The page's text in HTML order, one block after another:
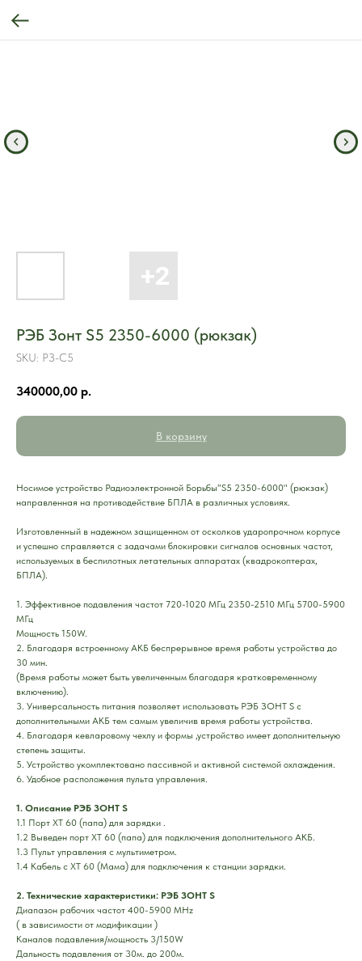
РЭБ Зонт S5 2350-6000 (рюкзак)
SKU: РЗ-С5
340000,00 р.
В корзину
Носимое устройство Радиоэлектронной Борьбы“S5 2350-6000" (рюкзак)
направленная на противодействие БПЛА в различных условиях.
Изготовленный в надежном защищенном от осколков ударопрочном корпусе
и успешно справляется с задачами блокировки сигналов основных частот,
используемых в беспилотных летательных аппаратах (квадрокоптерах,
БПЛА).
1. Эффективное подавления частот 720-1020 МГц 2350-2510 МГц 5700-5900
МГц
Мощность 150W.
2. Благодаря встроенному АКБ беспрерывное время работы устройства до
30 мин.
(Время работы может быть увеличенным благодаря кратковременному
включению).
3. Универсальность питания позволяет использовать РЭБ ЗОНТ S с
дополнительными АКБ тем самым увеличив время работы устройства.
4. Благодаря кевларовому чехлу и формы ,устройство имеет дополнительную
степень защиты.
5. Устройство укомплектовано пассивной и активной системой охлаждения.
6. Удобное расположения пульта управления.
1. Описание РЭБ ЗОНТ S
1.1 Порт XT 60 (папа) для зарядки .
1.2 Выведен порт XT 60 (папа) для подключения дополнительного АКБ.
1.3 Пульт управления с мультиметром.
1.4 Кабель с ХТ 60 (Мама) для подключения к станции зарядки.
2. Технические характеристики: РЭБ ЗОНТ S
Диапазон рабочих частот 400-5900 MHz
( в зависимости от модификации )
Каналов подавления/мощность 3/150W
Дальность подавления от 30м. до 200м.